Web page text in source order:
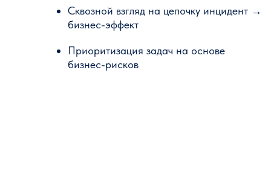
Сквозной взгляд на цепочку инцидент →
бизнес-эффект
Приоритизация задач на основе
бизнес-рисков